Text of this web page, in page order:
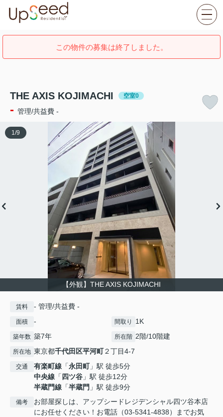
この物件の募集は終了しました。
THE AXIS KOJIMACHI 空室0
- 管理/共益費 -
【外観】THE AXIS KOJIMACHI
1 /9
賃料 - 管理/共益費 -
面積 - 間取り 1K
築年数 築7年 所在階 2階/10階建
所在地 東京都千代田区平河町２丁目4-7
交通 有楽町線 「永田町」駅 徒歩5分
中央線 「 四ツ谷 」駅 徒歩12分
半蔵門線 「半蔵門 」駅 徒歩9分
備考
お部屋探しは、アップシードレジデンシャル四ツ谷本店
にお任せください！お電話（03-5341-4838）までお気